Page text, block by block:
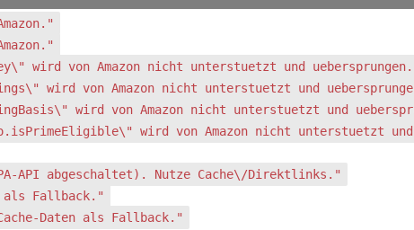
wird von Amazon nicht unterstuetzt und
wird von Amazon nicht unterstuetzt und
wird von Amazon nicht unterstuetzt und
wird von Amazon nicht unterstuetzt und
API abgeschaltet). Nutze Cache\/Direktlinks."
als Fallback."
Daten als Fallback."